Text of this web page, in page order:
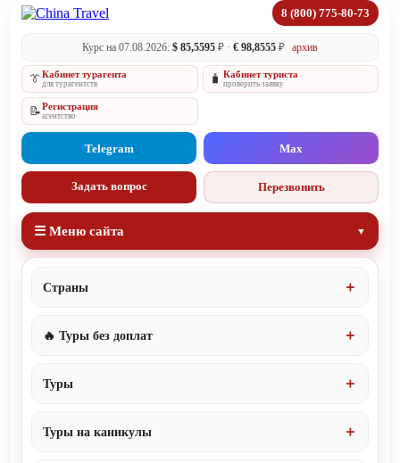
8 (800) 775-80-73
Курс на 07.08.2026: $ 85,5595 ₽ · € 98,8555 ₽ архив
👔Кабинет турагента
для турагентств 🧳 Кабинет туриста
проверить заявку
📝Регистрация
агентство
Telegram Max
Задать вопрос Перезвонить
☰ Меню сайта
Страны
🔥 Туры без доплат
Туры
Туры на каникулы